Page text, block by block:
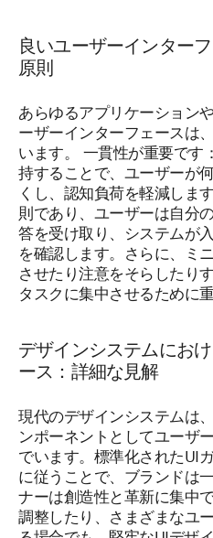
良いユーザーインター
原則
あらゆるアプリケーション
ーザーインターフェースは
います。 一貫性が重要です
持することで、ユーザーが
くし、認知負荷を軽減しま
則であり、ユーザーは自分
答を受け取り、システムが
を確認します。さらに、ミ
させたり注意をそらしたり
タスクに集中させるために
デザインシステムにお
ース：詳細な見解
現代のデザインシステムは
ンポーネントとしてユーザ
でいます。標準化されたUI
に従うことで、ブランドは
ナーは創造性と革新に集中
調整したり、さまざまなユ